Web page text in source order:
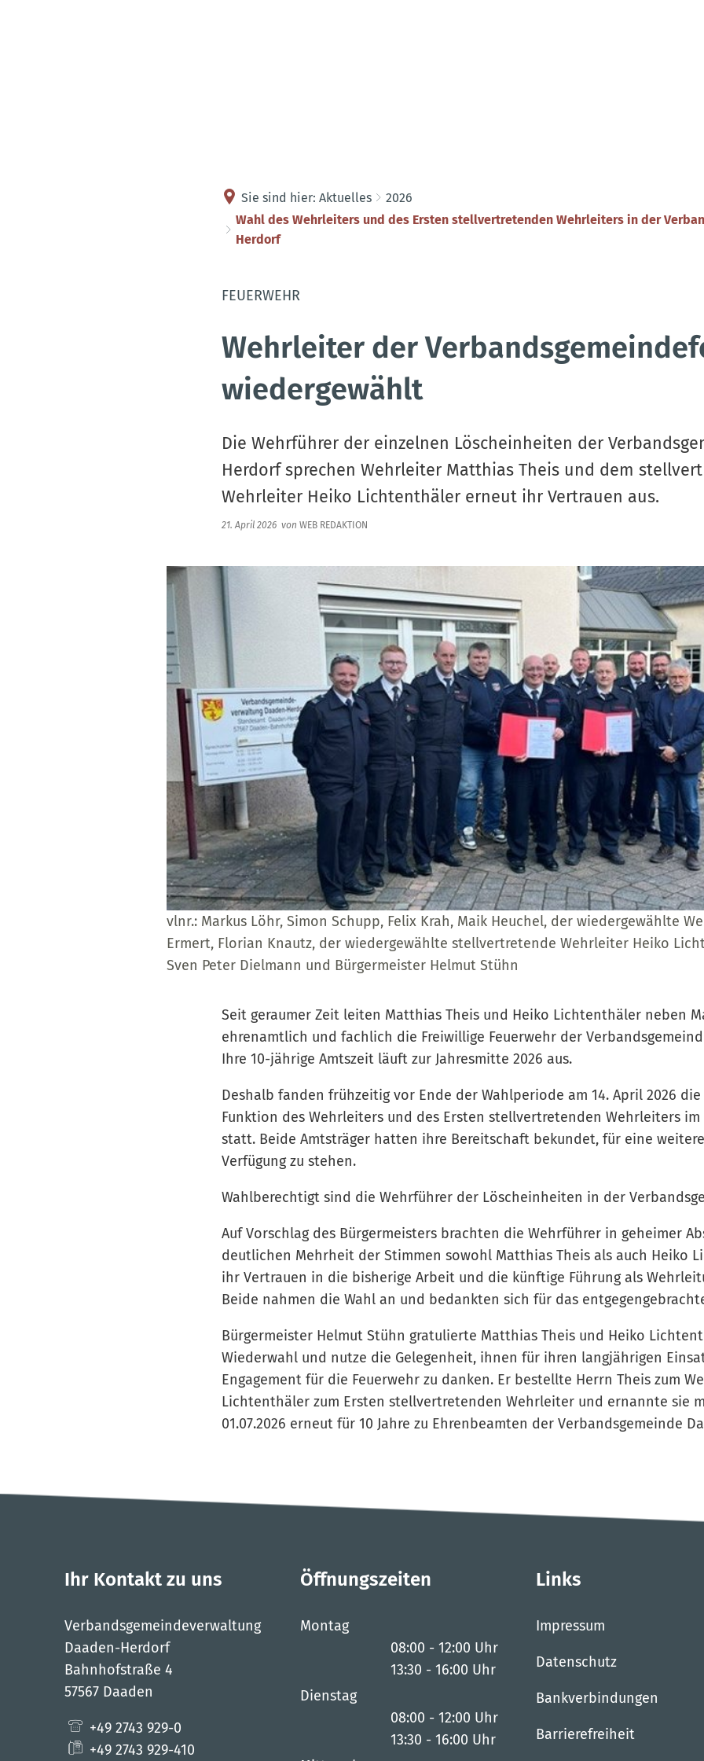
Sie sind hier: Aktuelles
2026
Wahl des Wehrleiters und des Ersten stellvertretenden Wehrleiters in der
Herdorf
FEUERWEHR
Wehrleiter der
wiedergewählt
Die Wehrführer der einzelnen Löscheinheiten der
Herdorf sprechen Wehrleiter Matthias Theis und dem
Wehrleiter Heiko Lichtenthäler erneut ihr Vertrauen aus.
21. April 2026 von WEB REDAKTION
vlnr.: Markus Löhr, Simon Schupp, Felix Krah, Maik Heuchel, der wiedergewählte
Ermert, Florian Knautz, der wiedergewählte stellvertretende Wehrleiter Heiko
Sven Peter Dielmann und Bürgermeister Helmut Stühn
Seit geraumer Zeit leiten Matthias Theis und Heiko Lichtenthäler neben
ehrenamtlich und fachlich die Freiwillige Feuerwehr der
Ihre 10-jährige Amtszeit läuft zur Jahresmitte 2026 aus.
Deshalb fanden frühzeitig vor Ende der Wahlperiode am 14. April 2026
Funktion des Wehrleiters und des Ersten stellvertretenden Wehrleiters im
statt. Beide Amtsträger hatten ihre Bereitschaft bekundet, für eine
Verfügung zu stehen.
Wahlberechtigt sind die Wehrführer der Löscheinheiten in der
Auf Vorschlag des Bürgermeisters brachten die Wehrführer in geheimer
deutlichen Mehrheit der Stimmen sowohl Matthias Theis als auch Heiko
ihr Vertrauen in die bisherige Arbeit und die künftige Führung als
Beide nahmen die Wahl an und bedankten sich für das
Bürgermeister Helmut Stühn gratulierte Matthias Theis und Heiko
Wiederwahl und nutze die Gelegenheit, ihnen für ihren langjährigen
Engagement für die Feuerwehr zu danken. Er bestellte Herrn Theis zum
Lichtenthäler zum Ersten stellvertretenden Wehrleiter und ernannte sie
01.07.2026 erneut für 10 Jahre zu Ehrenbeamten der Verbandsgemeinde
Ihr Kontakt zu uns
Verbandsgemeindeverwaltung
Daaden-Herdorf
Bahnhofstraße 4
57567 Daaden
+49 2743 929-0
+49 2743 929-410
Öffnungszeiten
Montag
08:00 - 12:00 Uhr
Von 08:00 bis 12:00 Uhr
13:30 - 16:00 Uhr
Von 13:30 bis 16:00 Uhr
Dienstag
08:00 - 12:00 Uhr
Von 08:00 bis 12:00 Uhr
13:30 - 16:00 Uhr
Links
Impressum
Datenschutz
Bankverbindungen
Barrierefreiheit